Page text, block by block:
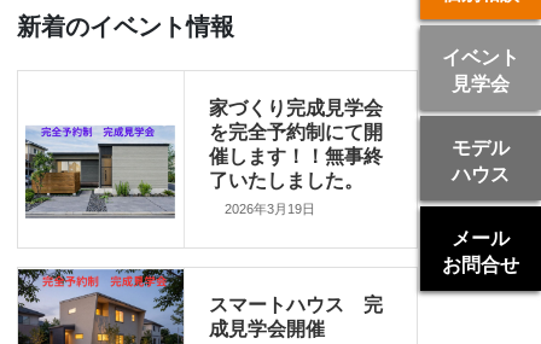
新着のイベント情報
家づくり完成見学会
を完全予約制にて開
催します！！無事終
了いたしました。
2026年3月19日
スマートハウス 完
成見学会開催
イベント
見学会
モデル
ハウス
メール
お問合せ